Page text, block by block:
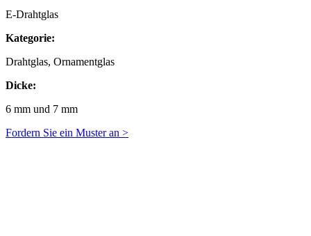
E-Drahtglas
Kategorie:
Drahtglas, Ornamentglas
Dicke:
6 mm und 7 mm
Fordern Sie ein Muster an >